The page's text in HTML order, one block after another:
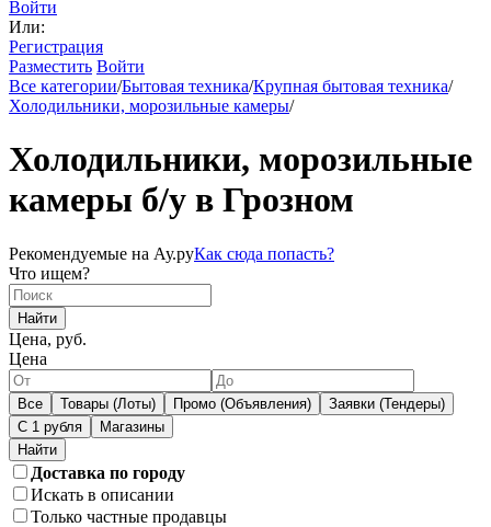
Войти
Или:
Регистрация
Разместить Войти
Все категории/Бытовая техника/Крупная бытовая техника/
Холодильники, морозильные камеры/
Холодильники, морозильные
камеры б/у в Грозном
Рекомендуемые на Ау.руКак сюда попасть?
Что ищем?
Найти
Цена, руб.
Цена
Все Товары (Лоты) Промо (Объявления)
Заявки (Тендеры)
С 1 рубля
Магазины
Доставка по городу
Искать в описании
Только частные продавцы